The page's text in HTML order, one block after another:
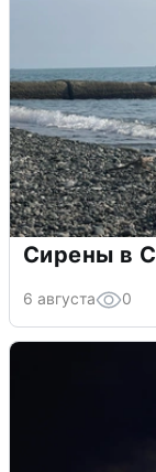
Сирены в
6 августа 0